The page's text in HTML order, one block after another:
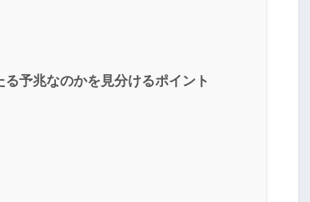
る予兆なのかを見分けるポイント